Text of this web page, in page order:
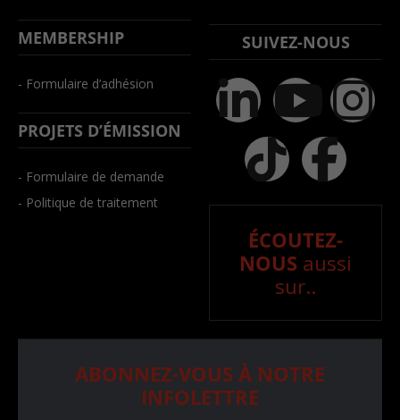
MEMBERSHIP
- Formulaire d’adhésion
PROJETS D’ÉMISSION
- Formulaire de demande
- Politique de traitement
SUIVEZ-NOUS
ÉCOUTEZ-
NOUS aussi
sur..
ABONNEZ-VOUS À NOTRE
INFOLETTRE